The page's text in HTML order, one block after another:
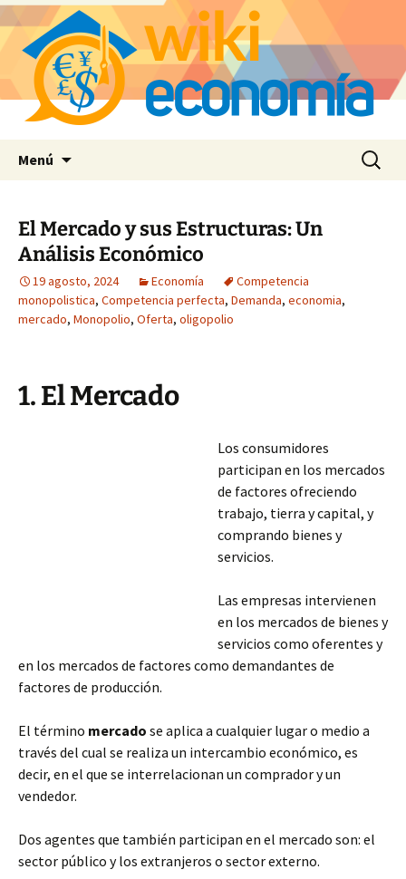
Menú Buscar:
El Mercado y sus Estructuras: Un
Análisis Económico
19 agosto, 2024 Economía
Competencia
monopolistica, Competencia perfecta, Demanda, economia,
mercado, Monopolio, Oferta, oligopolio
1. El Mercado
Los consumidores
participan en los mercados
de factores ofreciendo
trabajo, tierra y capital, y
comprando bienes y
servicios.
Las empresas intervienen
en los mercados de bienes y
servicios como oferentes y
en los mercados de factores como demandantes de
factores de producción.
El término mercado se aplica a cualquier lugar o medio a
través del cual se realiza un intercambio económico, es
decir, en el que se interrelacionan un comprador y un
vendedor.
Dos agentes que también participan en el mercado son: el
sector público y los extranjeros o sector externo.